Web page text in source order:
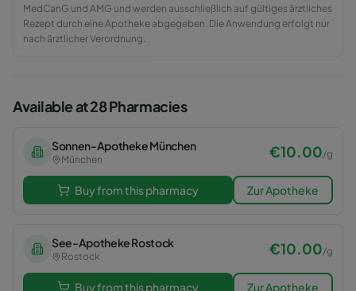
MedCanG und AMG und werden ausschließlich auf gültiges ärztliches
Rezept durch eine Apotheke abgegeben. Die Anwendung erfolgt nur
nach ärztlicher Verordnung.
Available at 28 Pharmacies
Sonnen-Apotheke München
München €10.00/g
Buy from this pharmacy Zur Apotheke
See-Apotheke Rostock
Rostock €10.00/g
Buy from this pharmacy Zur Apotheke